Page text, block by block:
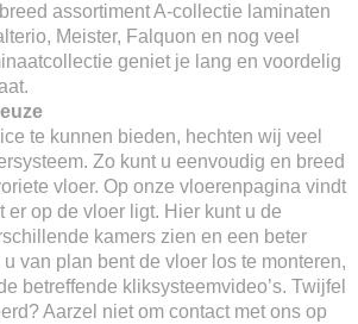
assortiment A-collectie laminaten
Meister, Falquon en nog veel
geniet je lang en voordelig
te kunnen bieden, hechten wij veel
Zo kunt u eenvoudig en breed
vloer. Op onze vloerenpagina vindt
er op de vloer ligt. Hier kunt u de
kamers zien en een beter
van plan bent de vloer los te monteren,
betreffende kliksysteemvideo’s. Twijfel
Aarzel niet om contact met ons op